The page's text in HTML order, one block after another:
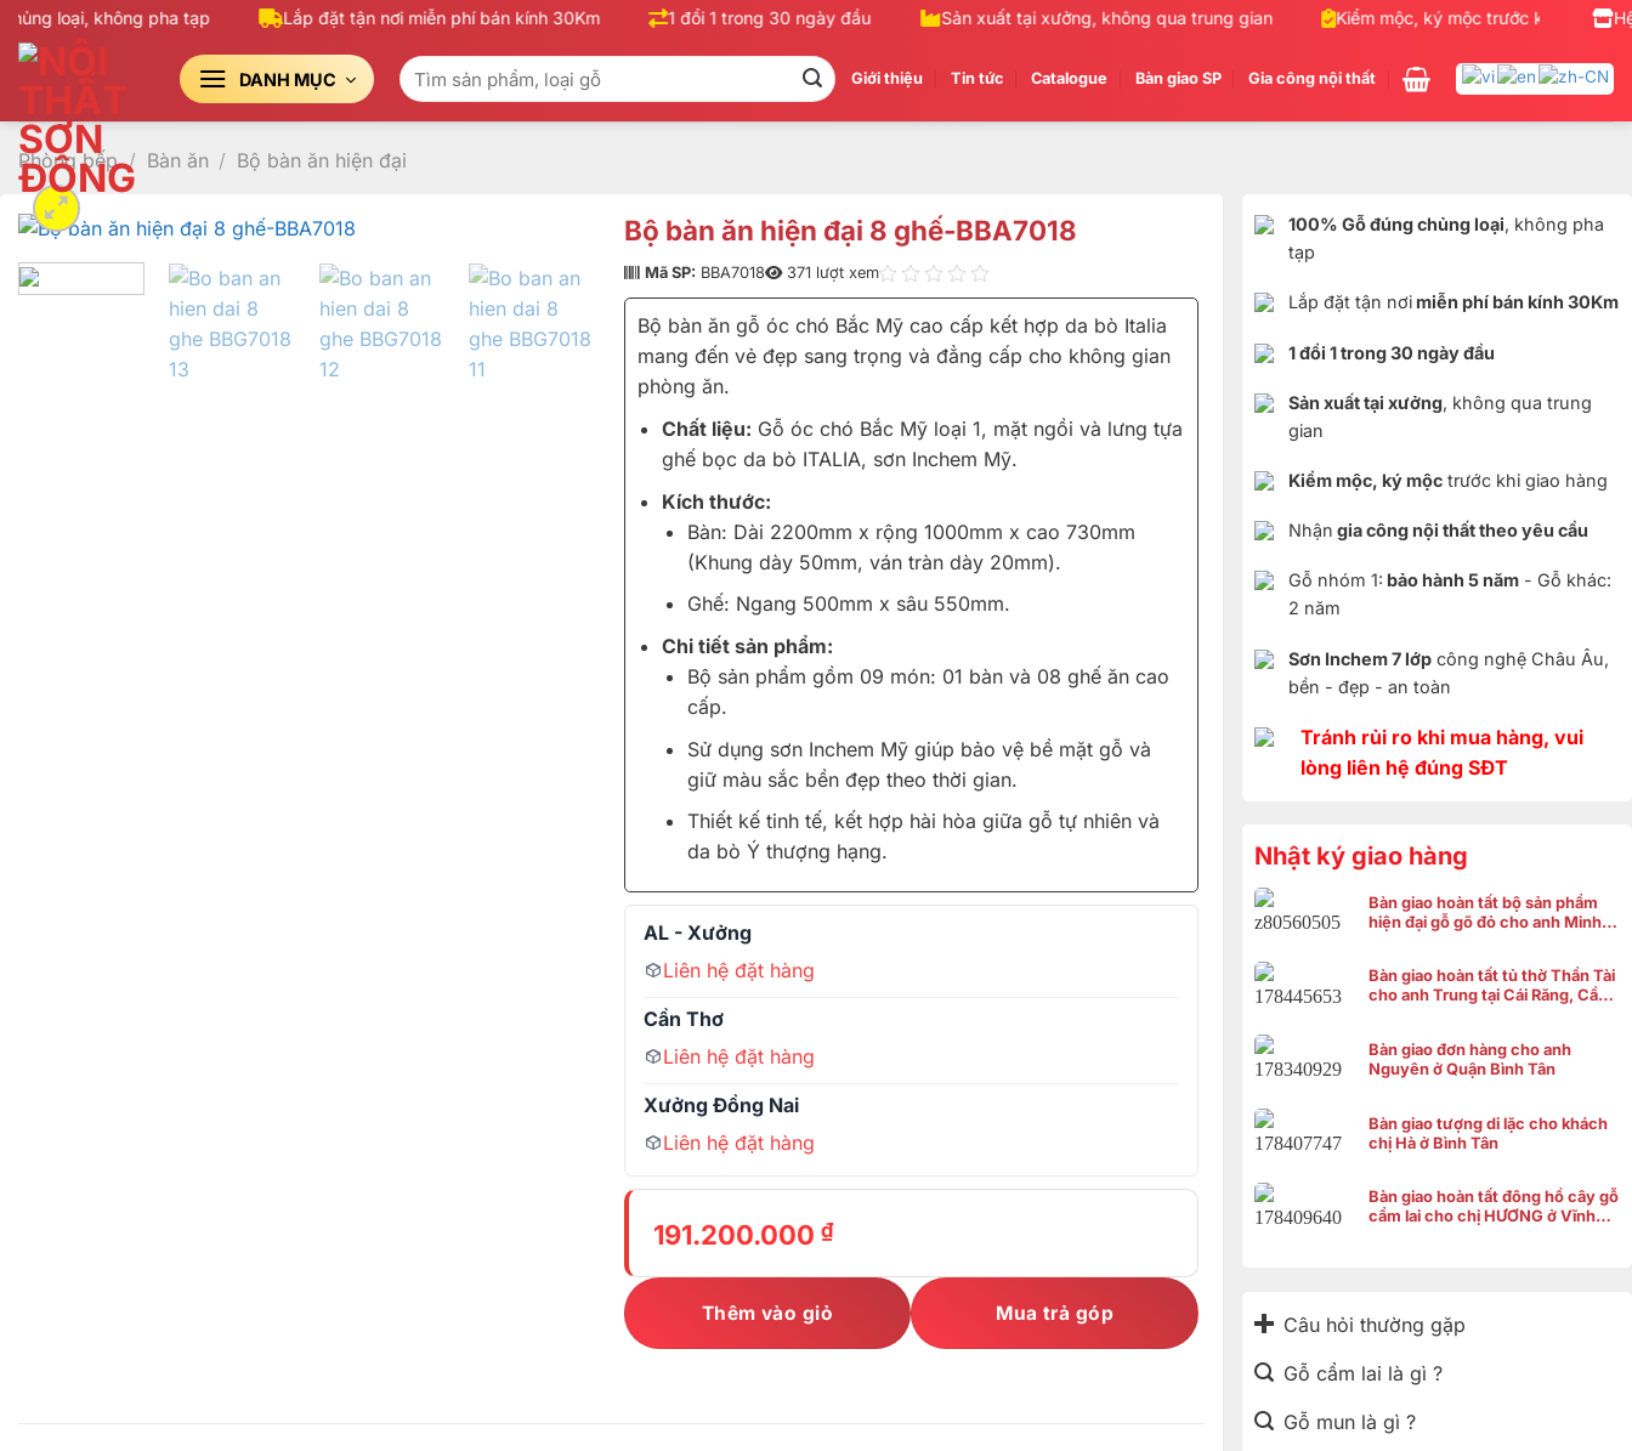
Bỏ
qua
loại, không pha tạp Lắp đặt tận nơi miễn phí bán kính 30Km 1 đổi 1 trong 30 ngày đầu Sản xuất tại xưởng, không qua trung gian Kiểm mộc, ký mộc trước khi giao hàng
DANH MỤC
Tìm
kiếm:
Giới thiệu Tin tức Catalogue Bàn giao SP Gia công nội thất
Phòng bếp / Bàn ăn / Bộ bàn ăn hiện đại
100% Gỗ đúng chủng loại, không pha
tạp
Lắp đặt tận nơimiễn phí bán kính 30Km
1 đổi 1 trong 30 ngày đầu
Sản xuất tại xưởng, không qua trung
gian
Kiểm mộc, ký mộctrước khi giao hàng
Nhận gia công nội thất theo yêu cầu
Gỗ nhóm 1: bảo hành 5 năm- Gỗ khác:
2 năm
Sơn Inchem 7 lớpcông nghệ Châu Âu,
bền - đẹp - an toàn
Tránh rủi ro khi mua hàng, vui
lòng liên hệ đúng SĐT
Nhật ký giao hàng
Bàn giao hoàn tất bộ sản phẩm
hiện đại gỗ gõ đỏ cho anh Minh ở
Bàn giao hoàn tất tủ thờ Thần Tài
cho anh Trung tại Cái Răng, Cần
Bàn giao đơn hàng cho anh
Nguyên ở Quận Bình Tân
Bàn giao tượng di lặc cho khách
chị Hà ở Bình Tân
Bàn giao hoàn tất đông hồ cây gỗ
cẩm lai cho chị HƯƠNG ở Vĩnh
Câu hỏi thường gặp
Gỗ cẩm lai là gì ?
Gỗ mun là gì ?
Bộ bàn ăn hiện đại 8 ghế-BBA7018
Mã SP: BBA7018 371 lượt xem
Bộ bàn ăn gỗ óc chó Bắc Mỹ cao cấp kết hợp da bò Italia
mang đến vẻ đẹp sang trọng và đẳng cấp cho không gian
phòng ăn.
Chất liệu: Gỗ óc chó Bắc Mỹ loại 1, mặt ngồi và lưng tựa
ghế bọc da bò ITALIA, sơn Inchem Mỹ.
Kích thước:
Bàn: Dài 2200mm x rộng 1000mm x cao 730mm
(Khung dày 50mm, ván tràn dày 20mm).
Ghế: Ngang 500mm x sâu 550mm.
Chi tiết sản phẩm:
Bộ sản phẩm gồm 09 món: 01 bàn và 08 ghế ăn cao
cấp.
Sử dụng sơn Inchem Mỹ giúp bảo vệ bề mặt gỗ và
giữ màu sắc bền đẹp theo thời gian.
Thiết kế tinh tế, kết hợp hài hòa giữa gỗ tự nhiên và
da bò Ý thượng hạng.
AL - Xưởng
Liên hệ đặt hàng
Cần Thơ
Liên hệ đặt hàng
Xưởng Đồng Nai
Liên hệ đặt hàng
191.200.000 ₫
Thêm vào giỏ Mua trả góp